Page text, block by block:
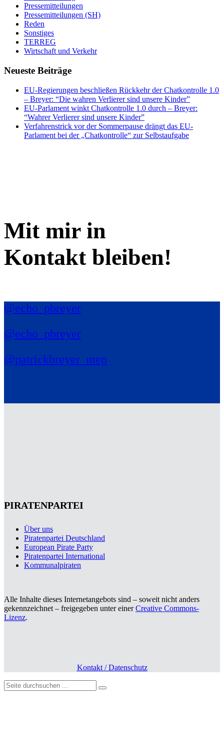
Pressemitteilungen
Pressemitteilungen (SH)
Reden
Sonstiges
TERREG
Wirtschaft und Verkehr
Neueste Beiträge
EU-Regierungen beschließen Rückkehr der Chatkontrolle 1.0
– Breyer: “Die wahren Verlierer sind unsere Kinder”
EU-Parlament winkt Chatkontrolle 1.0 durch – Breyer:
“Wahrer Verlierer sind unsere Kinder”
Verfahrenstrick vor der Sommerpause drängt das EU-
Parlament bei der „Chatkontrolle“ zur Selbstaufgabe
Mit mir in
Kontakt bleiben!
@echo_pbreyer
@echo_pbreyer
@patrickbreyer_mep
PIRATENPARTEI
Über uns
Piratenpartei Deutschland
European Pirate Party
Piratenpartei International
Kommunalpiraten
Alle Inhalte dieses Internetangebots sind – soweit nicht anders
gekennzeichnet – freigegeben unter einerCreative Commons-
Lizenz.
Kontakt / Datenschutz